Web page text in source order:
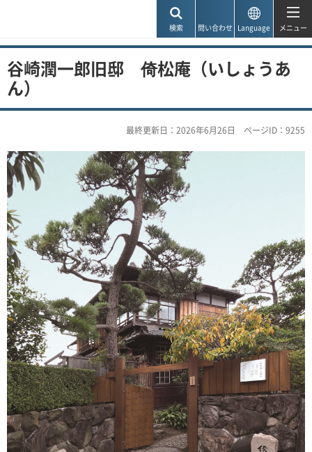
検索 問い合わせ Language メニュー
谷崎潤一郎旧邸 倚松庵（いしょうあ
ん）
最終更新日：2026年6月26日 ページID：9255